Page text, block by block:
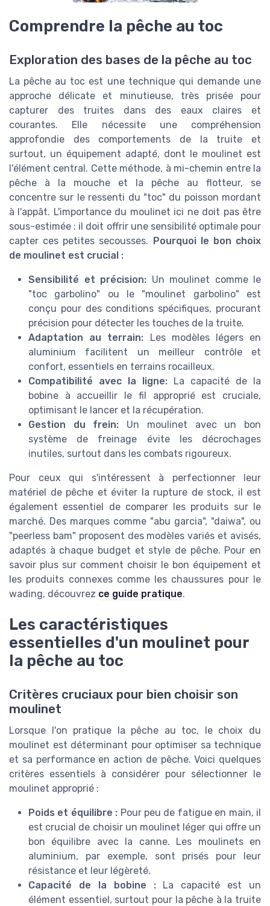
Comprendre la pêche au toc
Exploration des bases de la pêche au toc
La pêche au toc est une technique qui demande une
approche délicate et minutieuse, très prisée pour
capturer des truites dans des eaux claires et
courantes. Elle nécessite une compréhension
approfondie des comportements de la truite et
surtout, un équipement adapté, dont le moulinet est
l'élément central. Cette méthode, à mi-chemin entre la
pêche à la mouche et la pêche au flotteur, se
concentre sur le ressenti du "toc" du poisson mordant
à l'appât. L'importance du moulinet ici ne doit pas être
sous-estimée : il doit offrir une sensibilité optimale pour
capter ces petites secousses.
Pourquoi le bon choix
de moulinet est crucial :
Sensibilité et précision: Un moulinet comme le
"toc garbolino" ou le "moulinet garbolino" est
conçu pour des conditions spécifiques, procurant
précision pour détecter les touches de la truite.
Adaptation au terrain: Les modèles légers en
aluminium facilitent un meilleur contrôle et
confort, essentiels en terrains rocailleux.
Compatibilité avec la ligne: La capacité de la
bobine à accueillir le fil approprié est cruciale,
optimisant le lancer et la récupération.
Gestion du frein: Un moulinet avec un bon
système de freinage évite les décrochages
inutiles, surtout dans les combats rigoureux.
Pour ceux qui s'intéressent à perfectionner leur
matériel de pêche et éviter la rupture de stock, il est
également essentiel de comparer les produits sur le
marché. Des marques comme "abu garcia", "daiwa", ou
"peerless bam" proposent des modèles variés et avisés,
adaptés à chaque budget et style de pêche. Pour en
savoir plus sur comment choisir le bon équipement et
les produits connexes comme les chaussures pour le
wading, découvrez ce guide pratique.
Les caractéristiques
essentielles d'un moulinet pour
la pêche au toc
Critères cruciaux pour bien choisir son
moulinet
Lorsque l'on pratique la pêche au toc, le choix du
moulinet est déterminant pour optimiser sa technique
et sa performance en action de pêche. Voici quelques
critères essentiels à considérer pour sélectionner le
moulinet approprié :
Poids et équilibre : Pour peu de fatigue en main, il
est crucial de choisir un moulinet léger qui offre un
bon équilibre avec la canne. Les moulinets en
aluminium, par exemple, sont prisés pour leur
résistance et leur légèreté.
Capacité de la bobine :La capacité est un
élément essentiel, surtout pour la pêche à la truite